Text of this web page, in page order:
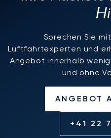
Sprechen Sie
Luftfahrtexperten und
Angebot innerhalb
und ohne
ANGEBOT
+41 22